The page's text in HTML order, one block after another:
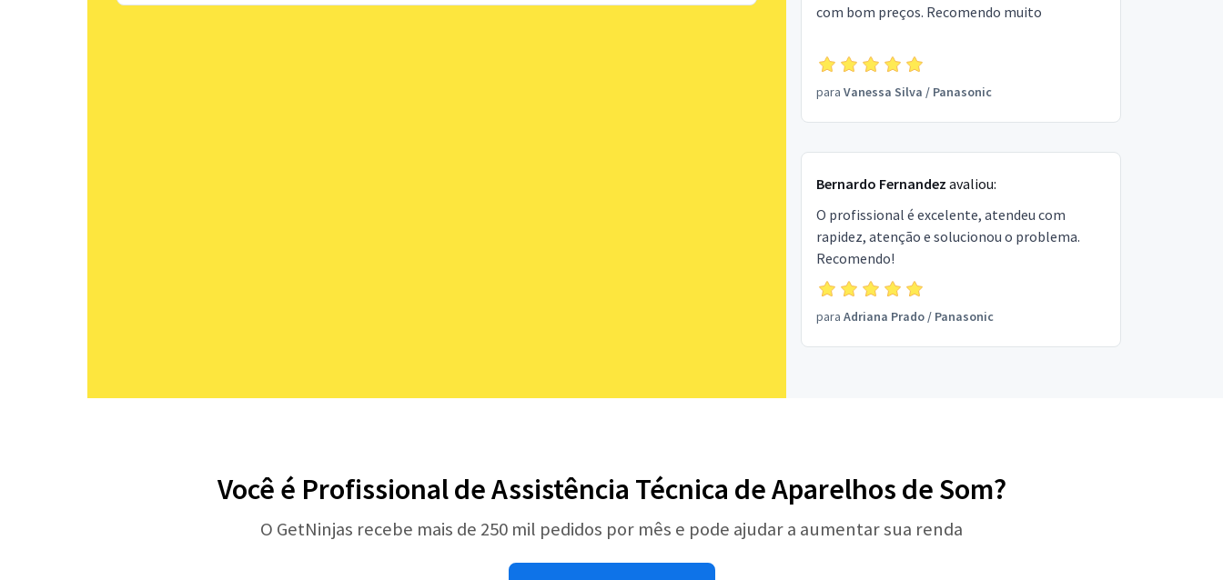
com bom preços. Recomendo muito
para Vanessa Silva / Panasonic
Bernardo Fernandez avaliou:
O profissional é excelente, atendeu com
rapidez, atenção e solucionou o problema.
Recomendo!
para Adriana Prado/ Panasonic
Você é Profissional de Assistência Técnica de Aparelhos de Som?
O GetNinjas recebe mais de 250 mil pedidos por mês e pode ajudar a aumentar sua renda